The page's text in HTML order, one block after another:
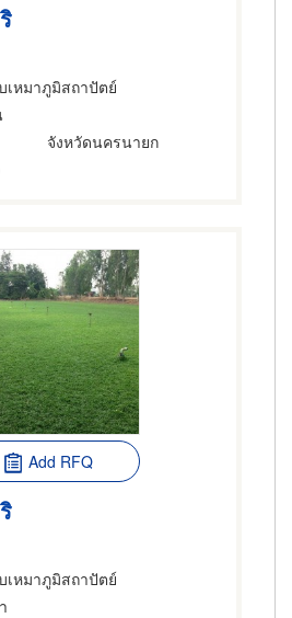
เหมาภูมิสถาปัตย์
จังหวัดนครนายก
Add RFQ
เหมาภูมิสถาปัตย์